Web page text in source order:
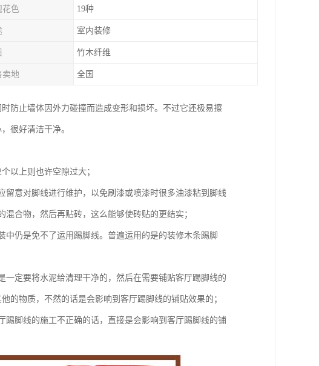
花色 19种
室内装修
竹木纤维
卖地 全国
防止墙体因外力碰撞而造成变形和损坏。不过它还极易擦
很好清洁干净。
以上则也许空隙过大；
意对脚线进行维护，以免刷漆或喷漆时很多油漆粘到脚线
合物，然后再贴砖，这么能够使砖贴的更结实；
仍是免不了运用踢脚线。普遍运用的是的装修木条踢脚
定要将水泥给清理干净的，然后在需要铺贴客厅踢脚线的
的物质，不然的话是会影响到客厅踢脚线的铺贴效果的；
脚线的施工不正确的话，直接是会影响到客厅踢脚线的铺